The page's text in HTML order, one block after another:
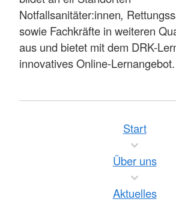
Notfallsanitäter:innen,
sowie Fachkräfte in weiteren
aus und bietet mit dem DRK-
innovatives Online-Lernangebot.
Start
Über uns
Aktuelles